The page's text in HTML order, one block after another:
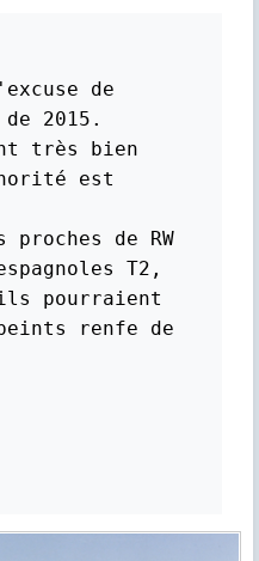
de
2015.
très bien
est
de RW
T2,
pourraient
renfe de